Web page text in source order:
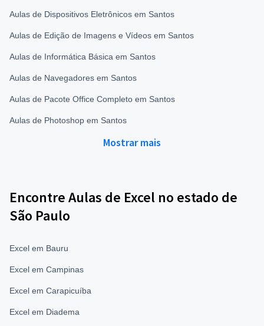
Aulas de Dispositivos Eletrônicos em Santos
Aulas de Edição de Imagens e Vídeos em Santos
Aulas de Informática Básica em Santos
Aulas de Navegadores em Santos
Aulas de Pacote Office Completo em Santos
Aulas de Photoshop em Santos
Mostrar mais
Encontre Aulas de Excel no estado de
São Paulo
Excel em Bauru
Excel em Campinas
Excel em Carapicuíba
Excel em Diadema